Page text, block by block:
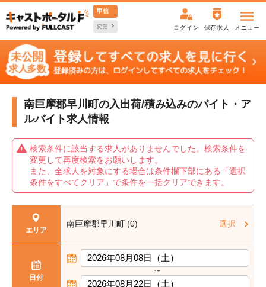
甲信
変更 ログイン 保存求人 メニュー
南巨摩郡早川町の入出荷/積み込みのバイト・ア
ルバイト求人情報
検索条件に該当する求人がありませんでした。検索条件を
変更して再度検索をお願いします。
また、全求人を対象にする場合は条件欄下部にある「選択
条件をすべてクリア」で条件を一括クリアできます。
エリア
南巨摩郡早川町 (0) 選択
日付
〜